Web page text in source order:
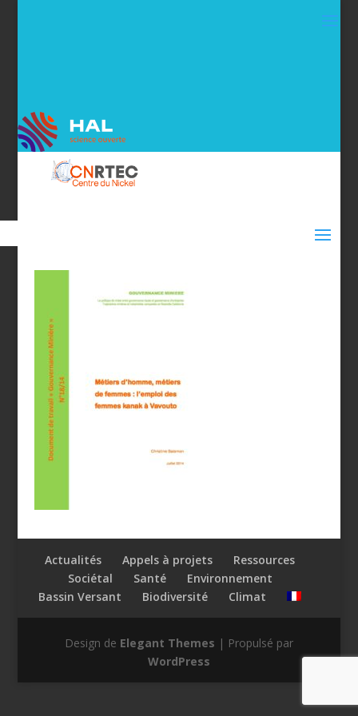
Actualités Appels à projets
Ressources
Sociétal
Santé
Environnement
Bassin Versant
Biodiversité Climat
Design de Elegant Themes | Propulsé par
WordPress